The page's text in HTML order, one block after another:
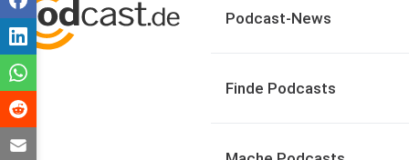
Podcast-News
Finde Podcasts